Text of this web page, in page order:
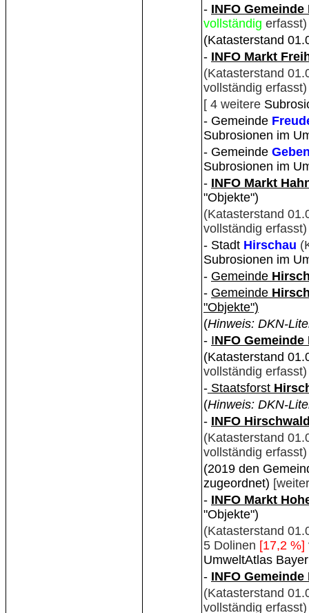
- INFO
vollständig erfasst)
(Katasterstand
- INFO Markt
(Katasterstand
vollständig erfasst)
[ 4 weitere
- Gemeinde
Subrosionen im
- Gemeinde
Subrosionen im
- INFO Markt
"Objekte")
(Katasterstand
vollständig
- Stadt Hirschau
Subrosionen im
- Gemeinde
- Gemeinde
"Objekte")
(Hinweis: DKN-
- INFO
(Katasterstand
vollständig
- Staatsforst
(Hinweis: DKN-
- INFO
(Katasterstand
vollständig erfasst)
(2019 den
zugeordnet)
- INFO Markt
"Objekte")
(Katasterstand
5 Dolinen [17,2 %]
UmweltAtlas
- INFO
(Katasterstand
vollständig